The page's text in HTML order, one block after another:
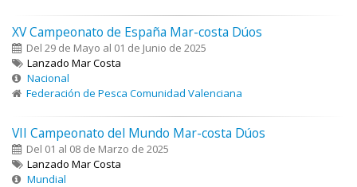
XV Campeonato de España Mar-costa Dúos
Del 29 de Mayo al 01 de Junio de 2025
Lanzado Mar Costa
Nacional
Federación de Pesca Comunidad Valenciana
VII Campeonato del Mundo Mar-costa Dúos
Del 01 al 08 de Marzo de 2025
Lanzado Mar Costa
Mundial